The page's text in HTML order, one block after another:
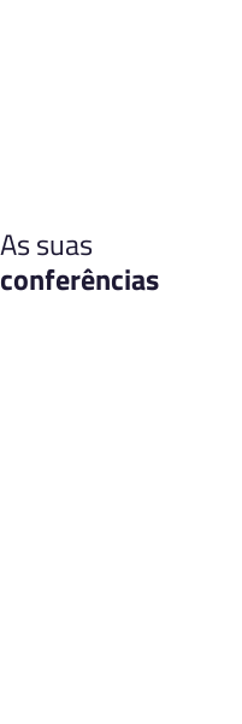
As suas
conferências